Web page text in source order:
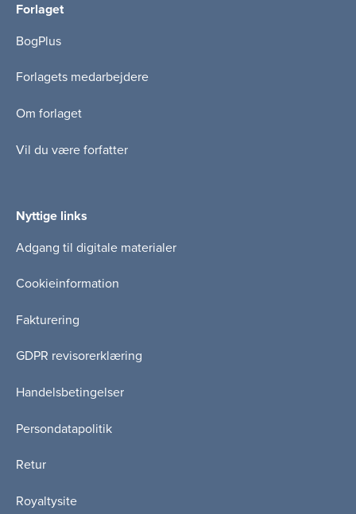
Forlaget
BogPlus
Forlagets medarbejdere
Om forlaget
Vil du være forfatter
Nyttige links
Adgang til digitale materialer
Cookieinformation
Fakturering
GDPR revisorerklæring
Handelsbetingelser
Persondatapolitik
Retur
Royaltysite